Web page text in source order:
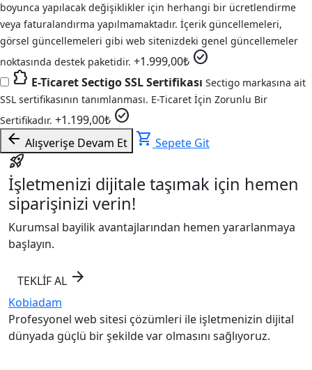
boyunca yapılacak değişiklikler için herhangi bir ücretlendirme
veya faturalandırma yapılmamaktadır. İçerik güncellemeleri,
görsel güncellemeleri gibi web sitenizdeki genel güncellemeler
noktasında destek paketidir. +1.999,00₺ check_circle
extension E-Ticaret Sectigo SSL Sertifikası Sectigo markasına ait
SSL sertifikasının tanımlanması. E-Ticaret İçin Zorunlu Bir
Sertifikadır. +1.199,00₺ check_circle
arrow_back Alışverişe Devam Et shopping_cart Sepete Git
rocket_launch
İşletmenizi dijitale taşımak için hemen
siparişinizi verin!
Kurumsal bayilik avantajlarından hemen yararlanmaya
başlayın.
TEKLİF AL arrow_forward
Kobiadam
Profesyonel web sitesi çözümleri ile işletmenizin dijital
dünyada güçlü bir şekilde var olmasını sağlıyoruz.